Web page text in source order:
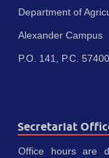
Department of
Alexander Campus
P.O. 141, P.C.
Secretariat
Office hours are